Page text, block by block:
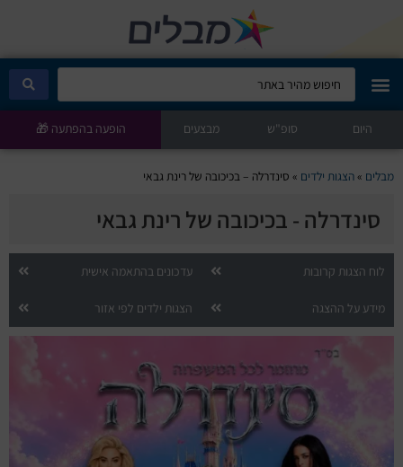
מבלים קלאב
הופעות היום
סטנדאפ
הצגות ילדים
הופעות חיות
הצגות תיאטרון
מחזות זמר
מחול ובלט
היום סופ"ש מבצעים הופעה בהפתעה 🎁
מבלים »הצגות ילדים » סינדרלה – בכיכובה של רינת גבאי
סינדרלה - בכיכובה של רינת גבאי
לוח הצגות קרובות עדכונים בהתאמה אישית
מידע על ההצגה הצגות ילדים לפי אזור